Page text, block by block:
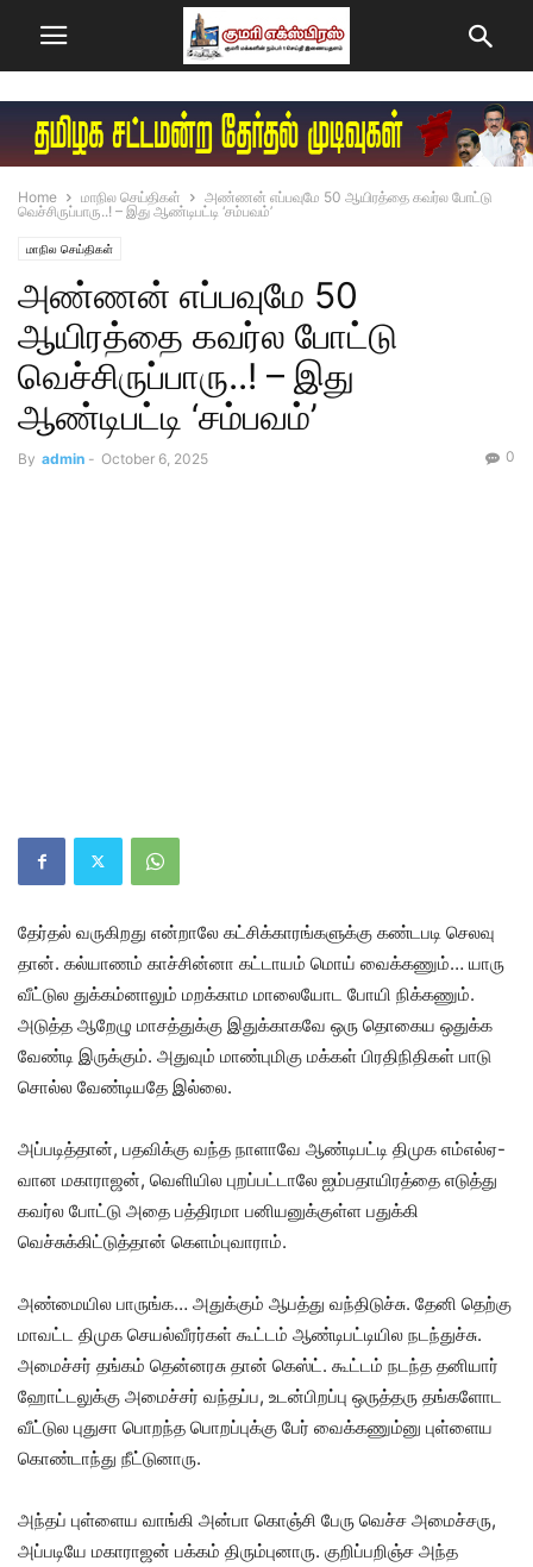
Home மாநில செய்திகள்
அண்ணன் எப்பவுமே 50 ஆயிரத்தை கவர்ல போட்டு
வெச்சிருப்பாரு..! – இது ஆண்டிபட்டி ‘சம்பவம்’
மாநில செய்திகள்
அண்ணன் எப்பவுமே 50
ஆயிரத்தை கவர்ல போட்டு
வெச்சிருப்பாரு..! – இது
ஆண்டிபட்டி ‘சம்பவம்’
By admin - October 6, 2025 0
தேர்தல் வருகிறது என்றாலே கட்சிக்காரங்களுக்கு கண்டபடி செலவு
தான். கல்யாணம் காச்சின்னா கட்டாயம் மொய் வைக்கணும்… யாரு
வீட்டுல துக்கம்னாலும் மறக்காம மாலையோட போயி நிக்கணும்.
அடுத்த ஆறேழு மாசத்துக்கு இதுக்காகவே ஒரு தொகைய ஒதுக்க
வேண்டி இருக்கும். அதுவும் மாண்புமிகு மக்கள் பிரதிநிதிகள் பாடு
சொல்ல வேண்டியதே இல்லை.
அப்படித்தான், பதவிக்கு வந்த நாளாவே ஆண்டிபட்டி திமுக எம்எல்ஏ-
வான மகாராஜன், வெளியில புறப்பட்டாலே ஐம்பதாயிரத்தை எடுத்து
கவர்ல போட்டு அதை பத்திரமா பனியனுக்குள்ள பதுக்கி
வெச்சுக்கிட்டுத்தான் கெளம்புவாராம்.
அண்மையில பாருங்க… அதுக்கும் ஆபத்து வந்திடுச்சு. தேனி தெற்கு
மாவட்ட திமுக செயல்வீரர்கள் கூட்டம் ஆண்டிபட்டியில நடந்துச்சு.
அமைச்சர் தங்கம் தென்னரசு தான் கெஸ்ட். கூட்டம் நடந்த தனியார்
ஹோட்டலுக்கு அமைச்சர் வந்தப்ப, உடன்பிறப்பு ஒருத்தரு தங்களோட
வீட்டுல புதுசா பொறந்த பொறப்புக்கு பேர் வைக்கணும்னு புள்ளைய
கொண்டாந்து நீட்டுனாரு.
அந்தப் புள்ளைய வாங்கி அன்பா கொஞ்சி பேரு வெச்ச அமைச்சரு,
அப்படியே மகாராஜன் பக்கம் திரும்புனாரு. குறிப்பறிஞ்ச அந்த